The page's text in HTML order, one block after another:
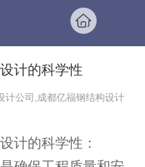
计的科学性
计公司,成都亿福钢结构设计
计的科学性：